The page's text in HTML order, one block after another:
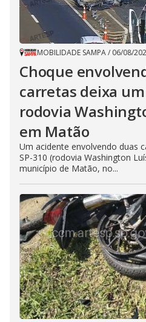
MOBILIDADE SAMPA/ 06/08/
Choque
carretas deixa
rodovia
em Matão
Um acidente envolvendo duas
SP-310 (rodovia Washington
município de Matão, no...